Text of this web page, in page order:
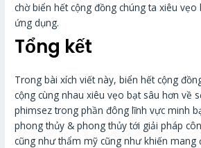
chờ biển hết cộng đồng chúng ta xiêu vẹo
ứng dụng.
Tổng kết
Trong bài xích viết này, biển hết cộng
cộng cùng nhau xiêu vẹo bạt sâu hơn về
phimsez trong phần đông lĩnh vực minh
phong thủy & phong thủy tới giải pháp
cũng như thẩm mỹ cũng như khiến mang